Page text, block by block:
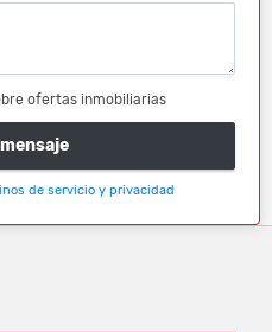
ofertas inmobiliarias
de servicio y privacidad